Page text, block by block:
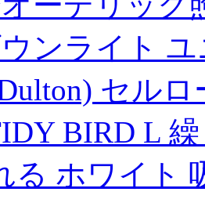
ンライト
セル
BIRD L
る ホワイト